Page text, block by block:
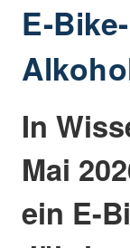
E-
In
Mai
ein E-